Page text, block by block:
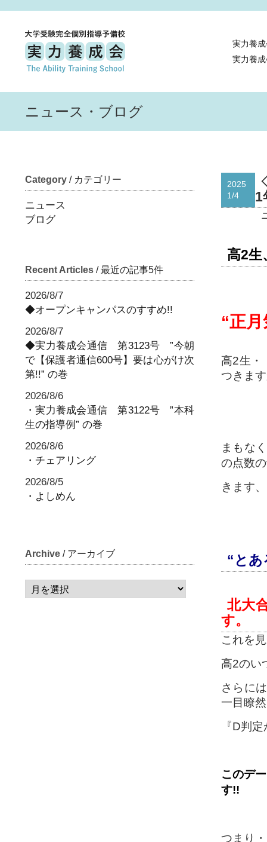
実力養
実力養
ニュース・ブログ
Category / カテゴリー
ニュース
ブログ
Recent Articles / 最近の記事5件
2026/8/7
◆オープンキャンパスのすすめ!!
2026/8/7
◆実力養成会通信 第3123号 ”今朝
で【保護者通信600号】要は心がけ次
第!!” の巻
2026/8/6
・実力養成会通信 第3122号 ”本科
生の指導例” の巻
2026/8/6
・チェアリング
2026/8/5
・よしめん
Archive / アーカイブ
2025
1/4
1
高2
“正
高2生・
つきま
まもな
の点数
きます
“と
北大
す。
これを
高2のい
さらに
一目瞭
『D判
このデ
す!!
つまり